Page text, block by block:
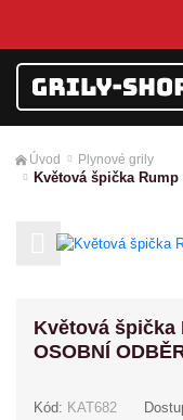
Úvod Plynové grily
Květová špička Rump
Previous
Květová špička
OSOBNÍ
Kód: KAT682